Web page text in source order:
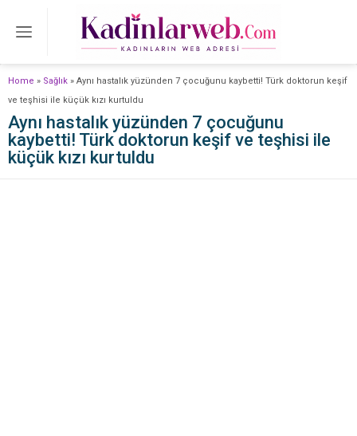
Home » Sağlık » Aynı hastalık yüzünden 7 çocuğunu kaybetti! Türk doktorun keşif
ve teşhisi ile küçük kızı kurtuldu
Aynı hastalık yüzünden 7 çocuğunu
kaybetti! Türk doktorun keşif ve teşhisi ile
küçük kızı kurtuldu